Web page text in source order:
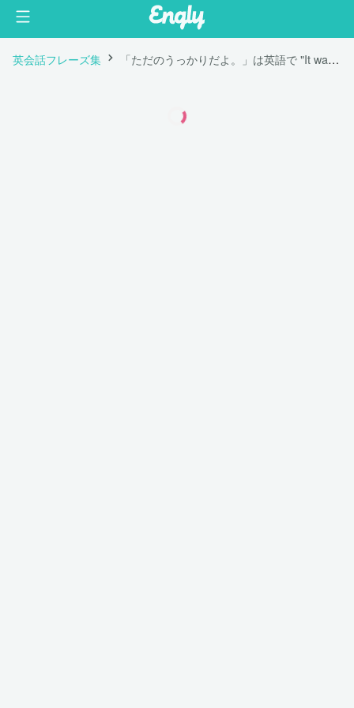
英会話フレーズ集 「ただのうっかりだよ。」は英語で "It was just an accident."